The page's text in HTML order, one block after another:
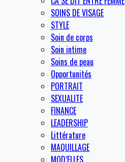
SOINS DE VISAGE
STYLE
Soin de corps
Soin intime
Soins de peau
Opportunités
PORTRAIT
SEXUALITE
FINANCE
LEADERSHIP
Littérature
MAQUILLAGE